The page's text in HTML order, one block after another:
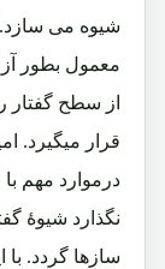
شیوه می سازد.
معمول بطور
از سطح گفتار
قرار میگیرد.
درموارد مهم با
نگذارد شیوۀ
سازها گردد.